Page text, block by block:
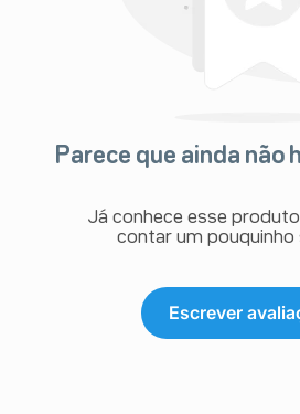
Parece que ainda não
Já conhece esse
contar um pouquinho
Escrever